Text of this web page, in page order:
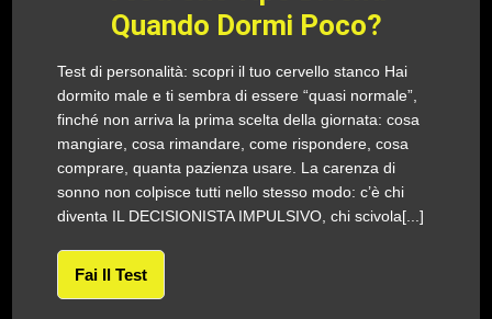
Quando Dormi Poco?
Test di personalità: scopri il tuo cervello stanco Hai
dormito male e ti sembra di essere “quasi normale”,
finché non arriva la prima scelta della giornata: cosa
mangiare, cosa rimandare, come rispondere, cosa
comprare, quanta pazienza usare. La carenza di
sonno non colpisce tutti nello stesso modo: c’è chi
diventa IL DECISIONISTA IMPULSIVO, chi scivola[...]
Fai Il Test